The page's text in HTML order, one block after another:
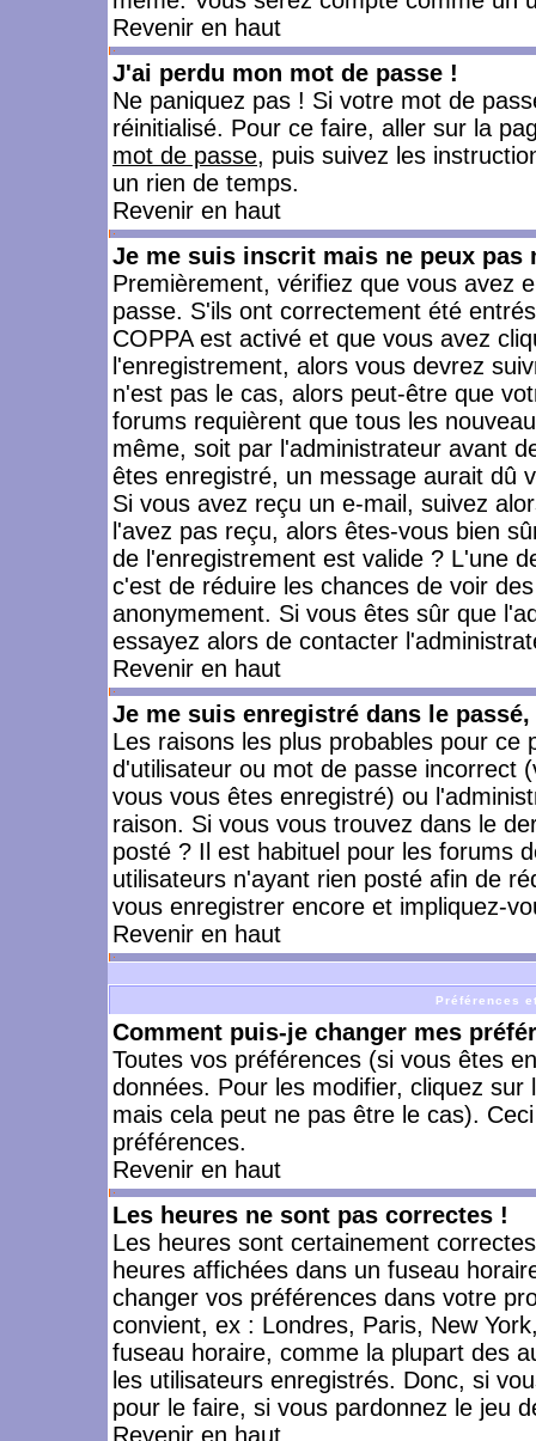
Revenir en haut
J'ai perdu mon mot de passe !
Ne paniquez pas ! Si votre mot de
réinitialisé. Pour ce faire, aller sur la
mot de passe, puis suivez les
un rien de temps.
Revenir en haut
Je me suis inscrit mais ne peux pas
Premièrement, vérifiez que vous avez
passe. S'ils ont correctement été
COPPA est activé et que vous avez
l'enregistrement, alors vous devrez
n'est pas le cas, alors peut-être que
forums requièrent que tous les
même, soit par l'administrateur avant
êtes enregistré, un message aurait dû
Si vous avez reçu un e-mail, suivez
l'avez pas reçu, alors êtes-vous bien
de l'enregistrement est valide ? L'une
c'est de réduire les chances de voir
anonymement. Si vous êtes sûr que
essayez alors de contacter
Revenir en haut
Je me suis enregistré dans le
Les raisons les plus probables pour
d'utilisateur ou mot de passe incorrect
vous vous êtes enregistré) ou
raison. Si vous vous trouvez dans le
posté ? Il est habituel pour les forums
utilisateurs n'ayant rien posté afin de
vous enregistrer encore et impliquez-
Revenir en haut
Préférences
Comment puis-je changer mes
Toutes vos préférences (si vous êtes
données. Pour les modifier, cliquez sur
mais cela peut ne pas être le cas).
préférences.
Revenir en haut
Les heures ne sont pas correctes !
Les heures sont certainement
heures affichées dans un fuseau
changer vos préférences dans votre
convient, ex : Londres, Paris, New
fuseau horaire, comme la plupart des
les utilisateurs enregistrés. Donc, si
pour le faire, si vous pardonnez le jeu
Revenir en haut